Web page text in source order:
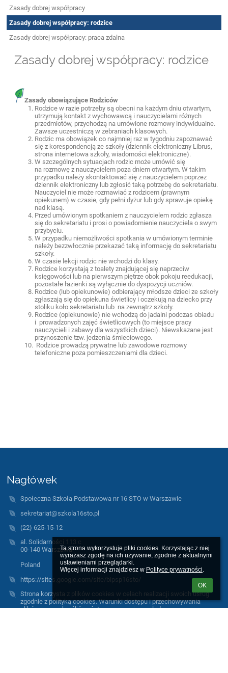
Ta strona wykorzystuje pliki cookies. Korzystając z niej
wyrażasz zgodę na ich używanie, zgodnie z aktualnymi
ustawieniami przeglądarki.
Więcej informacji znajdziesz w Polityce prywatności.
OK
Zasady dobrej współpracy
Zasady dobrej współpracy: rodzice
Zasady dobrej współpracy: praca zdalna
Zasady dobrej współpracy: rodzice
Zasady obowiązujące Rodziców
Rodzice w razie potrzeby są obecni na każdym dniu otwartym,
utrzymują kontakt z wychowawcą i nauczycielami różnych
przedmiotów, przychodzą na umówione rozmowy indywidualne.
Zawsze uczestniczą w zebraniach klasowych.
Rodzic ma obowiązek co najmniej raz w tygodniu zapoznawać
się z korespondencją ze szkoły (dziennik elektroniczny Librus,
strona internetowa szkoły, wiadomości elektroniczne).
W szczególnych sytuacjach rodzic może umówić się
na rozmowę z nauczycielem poza dniem otwartym. W takim
przypadku należy skontaktować się z nauczycielem poprzez
dziennik elektroniczny lub zgłosić taką potrzebę do sekretariatu.
Nauczyciel nie może rozmawiać z rodzicem (prawnym
opiekunem) w czasie, gdy pełni dyżur lub gdy sprawuje opiekę
nad klasą.
Przed umówionym spotkaniem z nauczycielem rodzic zgłasza
się do sekretariatu i prosi o powiadomienie nauczyciela o swym
przybyciu.
W przypadku niemożliwości spotkania w umówionym terminie
należy bezzwłocznie przekazać taką informację do sekretariatu
szkoły.
W czasie lekcji rodzic nie wchodzi do klasy.
Rodzice korzystają z toalety znajdującej się naprzeciw
księgowości lub na pierwszym piętrze obok pokoju reedukacji,
pozostałe łazienki są wyłącznie do dyspozycji uczniów.
Rodzice (lub opiekunowie) odbierający młodsze dzieci ze szkoły
zgłaszają się do opiekuna świetlicy i oczekują na dziecko przy
stoliku koło sekretariatu lub na zewnątrz szkoły.
Rodzice (opiekunowie) nie wchodzą do jadalni podczas obiadu
i prowadzonych zajęć świetlicowych (to miejsce pracy
nauczycieli i zabawy dla wszystkich dzieci). Niewskazane jest
przynoszenie tzw. jedzenia śmieciowego.
Rodzice prowadzą prywatne lub zawodowe rozmowy
telefoniczne poza pomieszczeniami dla dzieci.
Nagłówek
Społeczna Szkoła Podstawowa nr 16 STO w Warszawie
sekretariat@szkola16sto.pl
(22) 625-15-12
al. Solidarności 113 c
00-140 Warszawa
Poland
https://sites.google.com/site/bipsp16sto/
Strona korzysta z plików cookies w celach realizacji swoich usług
zgodnie z polityką cookies. Warunki dostępu i przechowywania
plików mogą określić państwo w swojej przeglądarce.